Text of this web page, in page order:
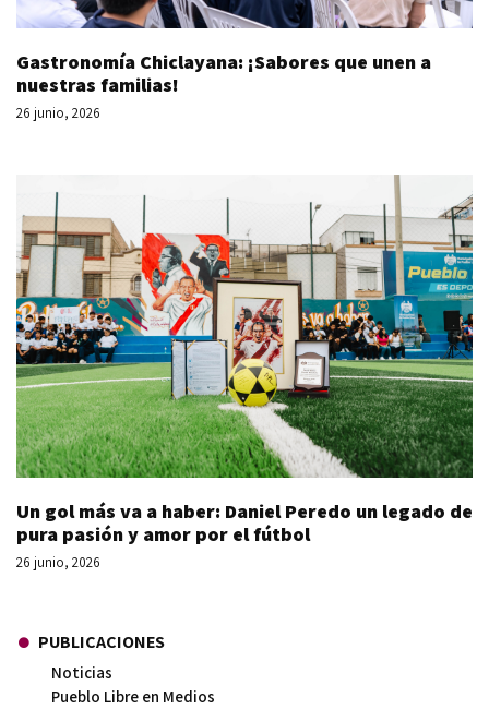
Gastronomía Chiclayana: ¡Sabores que unen a
nuestras familias!
26 junio, 2026
Un gol más va a haber: Daniel Peredo un legado de
pura pasión y amor por el fútbol
26 junio, 2026
PUBLICACIONES
Noticias
Pueblo Libre en Medios